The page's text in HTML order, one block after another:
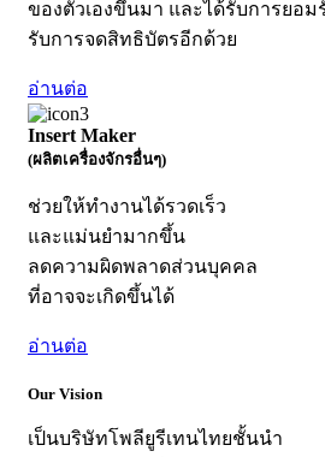
ของตัวเองขึ้นมา และได้รับการยอม
รับการจดสิทธิบัตรอีกด้วย
อ่านต่อ
Insert Maker
(ผลิตเครื่องจักรอื่นๆ)
ช่วยให้ทำงานได้รวดเร็ว
และแม่นยำมากขึ้น
ลดความผิดพลาดส่วนบุคคล
ที่อาจจะเกิดขึ้นได้
อ่านต่อ
Our Vision
เป็นบริษัทโพลียูรีเทนไทยชั้นนำ